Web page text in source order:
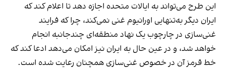
این طرح می‌تواند به ایالات متحده اجازه دهد تا اعلام کند که
ایران دیگر به‌تنهایی اورانیوم غنی نمی‌کند، چرا که فرایند
غنی‌سازی در چارچوب یک نهاد منطقه‌ای چندجانبه انجام
خواهد شد، و در عین حال به ایران نیز امکان می‌دهد ادعا کند که
خط قرمز آن در خصوص غنی‌سازی همچنان رعایت شده است.